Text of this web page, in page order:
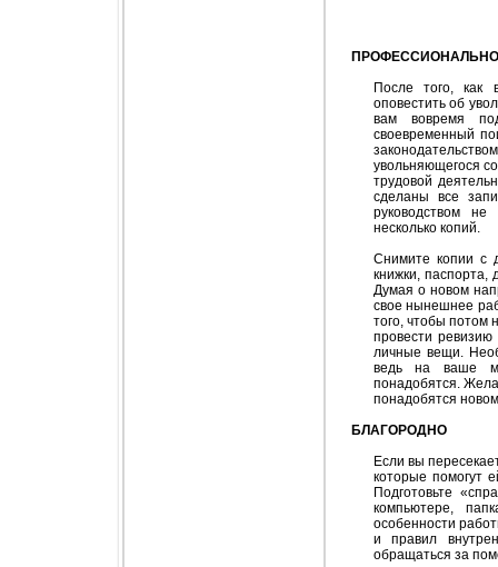
ПРОФЕССИОНАЛЬНО
После того, как
оповестить об
вам вовремя
своевременный
увольняющегося
трудовой
сделаны все
руководством
несколько копий.
Снимите копии с
книжки, паспорта,
Думая о новом
свое нынешнее
того, чтобы потом
провести ревизию
личные вещи.
ведь на ваше
понадобятся.
понадобятся
БЛАГОРОДНО
Если вы
которые помогут
Подготовьте
компьютере,
особенности
и правил
обращаться за